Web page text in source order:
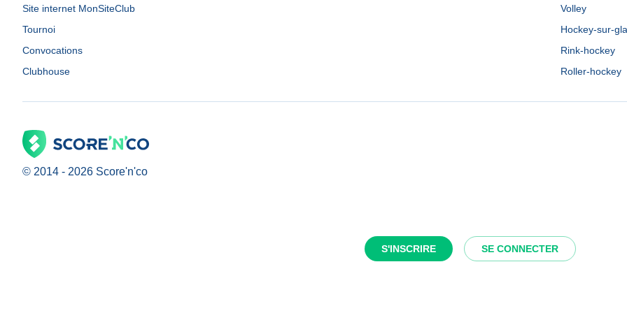
S'INSCRIRE SE CONNECTER
Site internet MonSiteClub
Tournoi
Convocations
Clubhouse
Volley
Hockey-sur-
Rink-hockey
Roller-hockey
© 2014 - 2026 Score'n'co